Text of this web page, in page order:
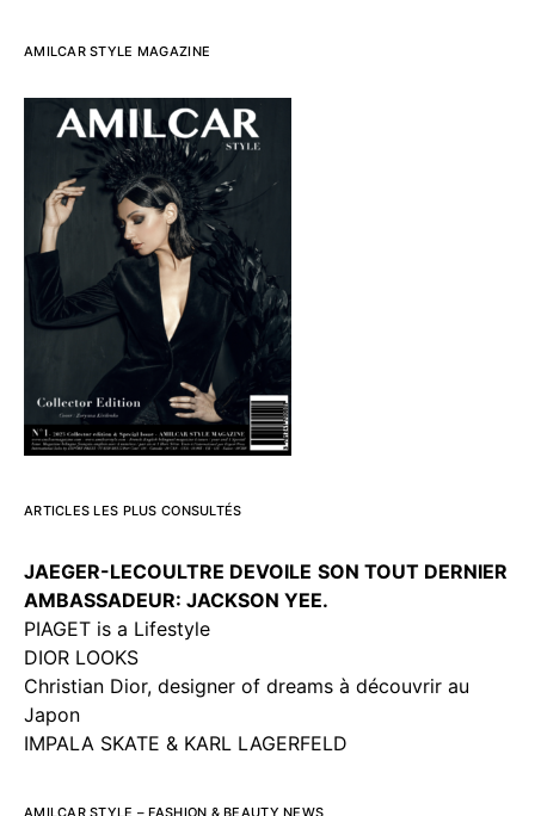
AMILCAR STYLE MAGAZINE
ARTICLES LES PLUS CONSULTÉS
JAEGER-LECOULTRE DEVOILE SON TOUT DERNIER
AMBASSADEUR: JACKSON YEE.
PIAGET is a Lifestyle
DIOR LOOKS
Christian Dior, designer of dreams à découvrir au
Japon
IMPALA SKATE & KARL LAGERFELD
AMILCAR STYLE – FASHION & BEAUTY NEWS